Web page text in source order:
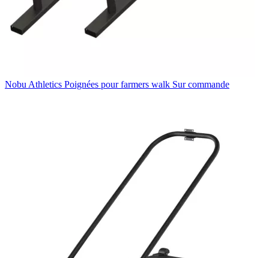
Nobu Athletics Poignées pour farmers walk Sur commande